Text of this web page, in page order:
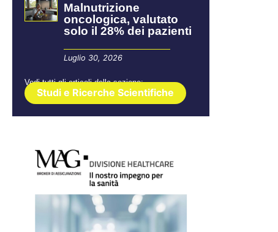
Malnutrizione
oncologica, valutato
solo il 28% dei pazienti
Luglio 30, 2026
Vedi tutti gli articoli della sezione:
Studi e Ricerche Scientifiche